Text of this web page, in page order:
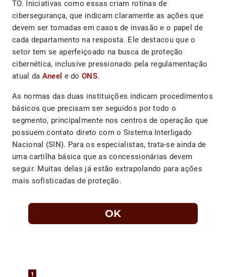
TO. Iniciativas como essas criam rotinas de
cibersegurança, que indicam claramente as ações que
devem ser tomadas em casos de invasão e o papel de
cada departamento na resposta. Ele destacou que o
setor tem se aperfeiçoado na busca de proteção
cibernética, inclusive pressionado pela regulamentação
atual da Aneel e doONS.
As normas das duas instituições indicam procedimentos
básicos que precisam ser seguidos por todo o
segmento, principalmente nos centros de operação que
possuem contato direto com o Sistema Interligado
Nacional (SIN). Para os especialistas, trata-se ainda de
uma cartilha básica que as concessionárias devem
seguir. Muitas delas já estão extrapolando para ações
mais sofisticadas de proteção.